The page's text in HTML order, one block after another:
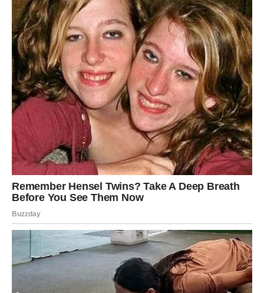
nešto što niste planirali.
VAGA
Vage očekuje period romantičnih trenutaka i lijepih
iznenađenja. Neko će vam pokazati koliko mu značite, a
jedna situacija koja vas je zbunjivala konačno dobija jasan
pravac.
Slobodne Vage imaju veliku šansu za poznanstvo koje
počinje spontano, ali vrlo brzo postaje nešto mnogo više.